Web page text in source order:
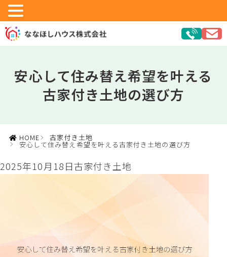
安心して住み替え希望を叶える
古家付き土地の選び方
HOME 古家付き土地
安心して住み替え希望を叶える古家付き土地の選び方
2025年10月18日古家付き土地